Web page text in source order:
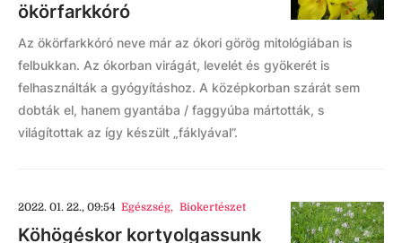
ökörfarkkóró
Az ökörfarkkóró neve már az ókori görög mitológiában is
felbukkan. Az ókorban virágát, levelét és gyökerét is
felhasználták a gyógyításhoz. A középkorban szárát sem
dobták el, hanem gyantába / faggyúba mártották, s
világítottak az így készült „fáklyával”.
2022. 01. 22., 09:54 Egészség, Biokertészet
Köhögéskor kortyolgassunk